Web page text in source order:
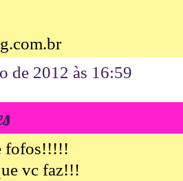
de 2012 às 16:59
fofos!!!!!
vc faz!!!